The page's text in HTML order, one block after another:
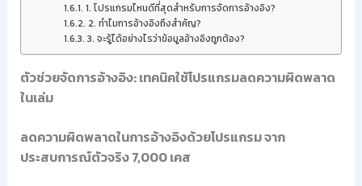
1. โปรแกรมไหนดีที่สุดสำหรับการจัดการอ้างอิง?
2. ทำไมการอ้างอิงถึงสำคัญ?
3. จะรู้ได้อย่างไรว่าข้อมูลอ้างอิงถูกต้อง?
ตัวช่วยจัดการอ้างอิง: เทคนิคใช้โปรแกรมลดความผิดพลาด
ในเล่ม
ลดความผิดพลาดในการอ้างอิงด้วยโปรแกรม จาก
ประสบการณ์ตัวจริง 7,000 เคส